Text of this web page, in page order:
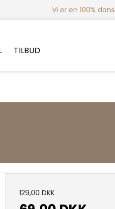
Vi er en 100%
TILBUD
129,00 DKK